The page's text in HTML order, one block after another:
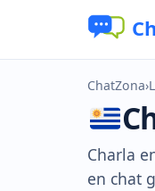
ChatZona›
Charla
en chat